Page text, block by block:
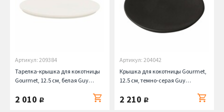
Артикул: 209384
Тарелка-крышка для кокотницы
Gourmet, 12.5 см, белая Guy
2 010 руб.
Артикул: 204042
Крышка для кокотницы Gourmet,
12.5 см, темно-серая Guy
2 210 руб.